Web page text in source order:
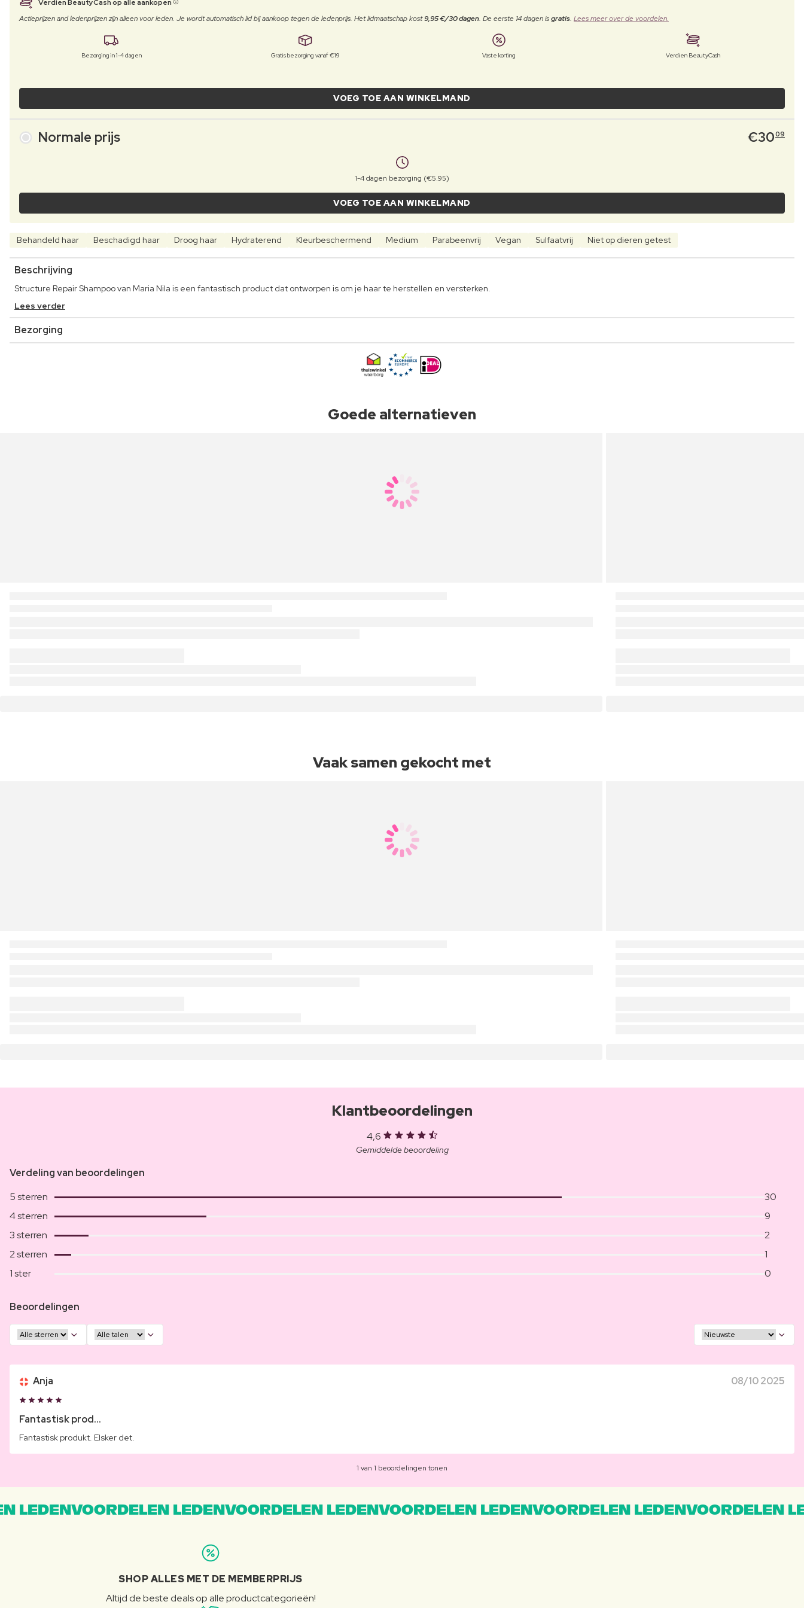
Verdien BeautyCash op alle aankopen
Actieprijzen and ledenprijzen zijn alleen voor leden. Je wordt automatisch lid bij aankoop tegen de ledenprijs. Het lidmaatschap kost9,95 €/30 dagen. De eerste 14 dagen isgratis. Lees meer over de voordelen.
Bezorging in 1-4 dagen Gratis bezorging vanaf €19 Vaste korting Verdien BeautyCash
VOEG TOE AAN WINKELMAND
Normale prijs €3009
1-4 dagen bezorging (€5.95)
VOEG TOE AAN WINKELMAND
Behandeld haar Beschadigd haar Droog haar Hydraterend Kleurbeschermend Medium Parabeenvrij Vegan Sulfaatvrij Niet op dieren getest
Beschrijving
Structure Repair Shampoo van Maria Nila is een fantastisch product dat ontworpen is om je haar te herstellen en versterken.
Lees verder
Bezorging
Goede alternatieven
Vaak samen gekocht met
Klantbeoordelingen
4,6
Gemiddelde beoordeling
Verdeling van beoordelingen
5 sterren
30
4 sterren
9
3 sterren
2
2 sterren
1
1 ster
0
Beoordelingen
Anja 08/10 2025
Fantastisk prod...
Fantastisk produkt. Elsker det.
1 van 1 beoordelingen tonen
LEDENVOORDELEN LEDENVOORDELEN LEDENVOORDELEN LEDENVOORDELEN
SHOP ALLES MET DE MEMBERPRIJS
Altijd de beste deals op alle productcategorieën!